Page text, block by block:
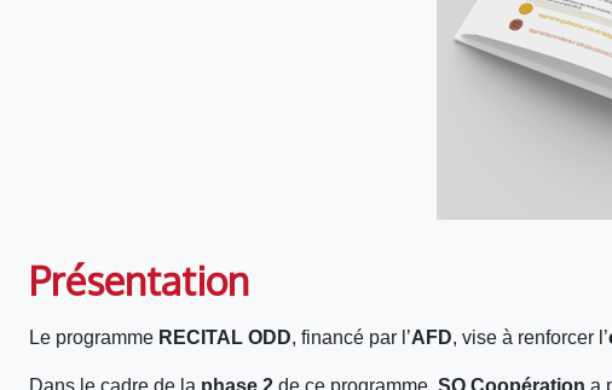
Présentation
Le programme RECITAL ODD, financé par l’AFD, vise à renforcer l’
Dans le cadre de la phase 2 de ce programme, SO Coopération a